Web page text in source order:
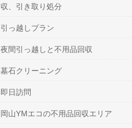
収、引き取り処分
引っ越しプラン
夜間引っ越しと不用品回収
墓石クリーニング
即日訪問
岡山YMエコの不用品回収エリア